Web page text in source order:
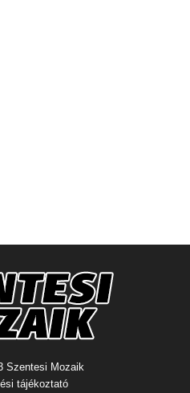
Szentesi Mozaik
tájékoztató